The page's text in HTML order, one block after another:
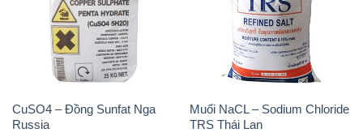
CuSO4 – Đồng Sunfat Nga
Muối NaCL – Sodium Chloride
TRS Thái Lan